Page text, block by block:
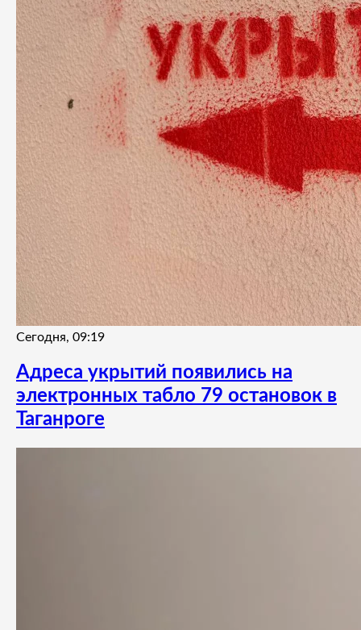
Сегодня, 09:19
Адреса укрытий появились на
электронных табло 79 остановок в
Таганроге